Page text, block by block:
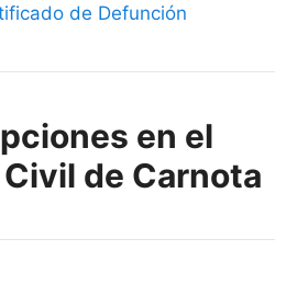
de Defunción
en el
de Carnota